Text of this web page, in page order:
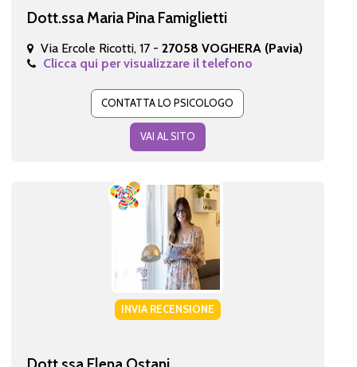
Dott.ssa Maria Pina Famiglietti
Via Ercole Ricotti, 17 - 27058 VOGHERA (Pavia)
Clicca qui per visualizzare il telefono
CONTATTA LO PSICOLOGO
VAI AL SITO
INVIA RECENSIONE